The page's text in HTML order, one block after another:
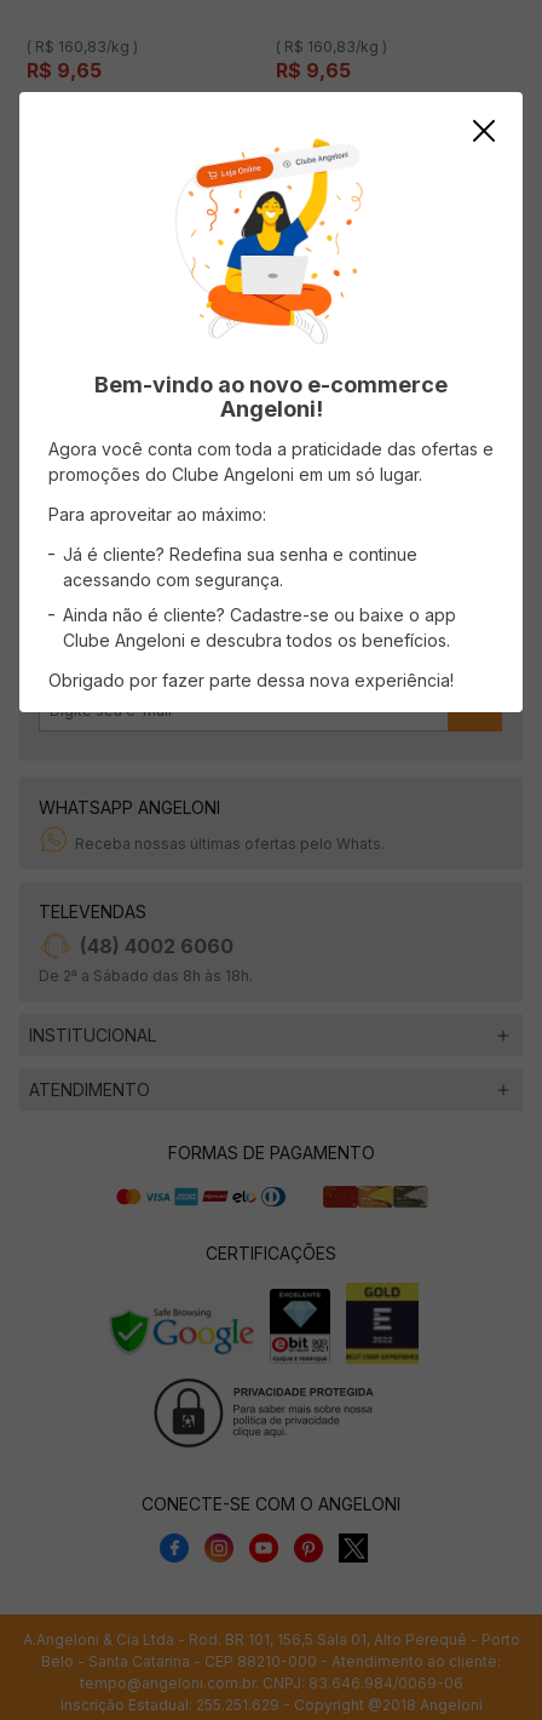
( R$ 160,83/kg )
R$ 9,65
ADICIONAR AO CARRINHO
( R$ 160,83/kg )
R$ 9,65
ADICIONAR AO CARRINHO
Mostrando 1-2 de
produtos
1
CADASTRE-SE
Receba promoções, novidades e descontos
exclusivos.
WHATSAPP ANGELONI
Receba nossas últimas ofertas pelo Whats.
TELEVENDAS
(48) 4002 6060
De 2ª a Sábado das 8h às 18h.
INSTITUCIONAL
ATENDIMENTO
FORMAS DE PAGAMENTO
CERTIFICAÇÕES
CONECTE-SE COM O ANGELONI
A.Angeloni & Cia Ltda - Rod. BR 101, 156,5 Sala 01, Alto Perequê - Porto
Belo - Santa Catarina - CEP 88210-000 - Atendimento ao cliente:
tempo@angeloni.com.br. CNPJ: 83.646.984/0069-06
Inscrição Estadual: 255.251.629 - Copyright @2018 Angeloni
Bem-vindo ao novo e-commerce
Angeloni!
Agora você conta com toda a praticidade das ofertas e
promoções do Clube Angeloni em um só lugar.
Para aproveitar ao máximo:
Já é cliente? Redefina sua senha e continue
acessando com segurança.
Ainda não é cliente? Cadastre-se ou baixe o app
Clube Angeloni e descubra todos os benefícios.
Obrigado por fazer parte dessa nova experiência!